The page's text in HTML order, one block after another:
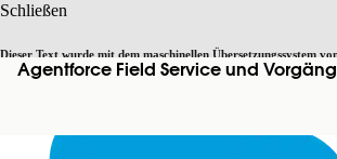
Schließen
Dieser Text wurde mit dem maschinellen Übersetzungssystem
Weitere Details finden Siehier Zu Englisch wechseln
Agentforce Field Service und